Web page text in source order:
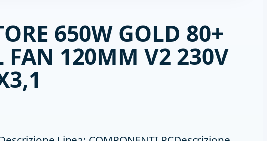
650W GOLD 80+
FAN 120MM V2 230V